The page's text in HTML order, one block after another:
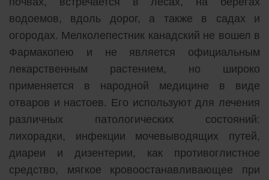
водоемов, вдоль дорог, а также в садах и
огородах. Мелколепестник канадский не вошел в
Фармакопею и не является официальным
лекарственным растением, но широко
применяется в народной медицине в виде
отваров и настоев. Его используют для лечения
различных патологических состояний:
лихорадки, инфекции мочевыводящих путей,
диареи и дизентерии, как противоглистное
средство, мягкое кровоостанавливающее при